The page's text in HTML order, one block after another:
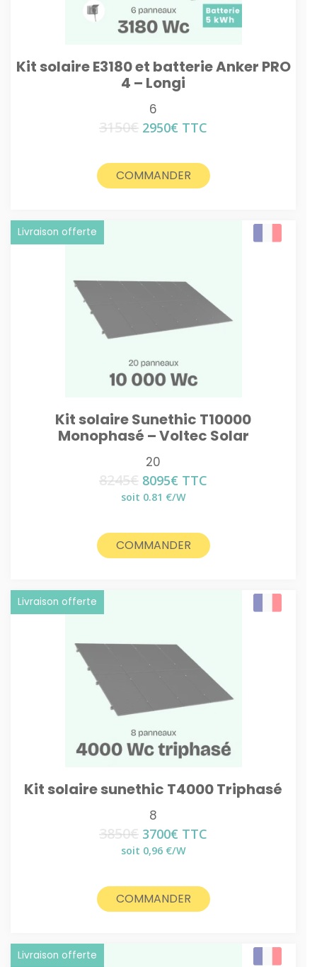
Kit solaire E3180 et batterie Anker PRO
4 – Longi
6
3150€ Le
était :
3150€.
2950€ Le
est :
2950€.
TTC
COMMANDER
Kit solaire Sunethic T10000
Monophasé – Voltec Solar
Livraison offerte
20
8245€ Le
prix
8245€.
8095€ Le
prix
8095€.
TTC
soit 0.81 €/W
COMMANDER
Kit solaire sunethic T4000 Triphasé
Livraison offerte
8
3850€ Le
prix
3850€.
3700€ Le
prix
3700€.
TTC
soit 0,96 €/W
COMMANDER
Livraison offerte